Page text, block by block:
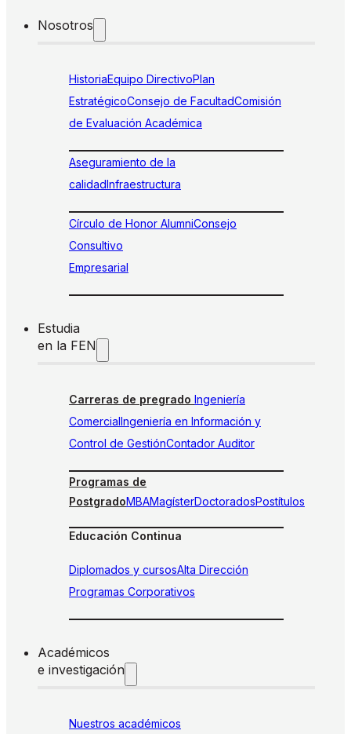
Nosotros
HistoriaEquipo DirectivoPlan
EstratégicoConsejo de FacultadComisión
de Evaluación Académica
Aseguramiento de la
calidadInfraestructura
Círculo de Honor AlumniConsejo
Consultivo
Empresarial
Estudia
en la FEN
Carreras de pregrado Ingeniería
ComercialIngeniería en Información y
Control de GestiónContador Auditor
Programas de
PostgradoMBAMagísterDoctoradosPostítulos
Educación Continua
Diplomados y cursosAlta Dirección
Programas Corporativos
Académicos
e investigación
Nuestros académicos